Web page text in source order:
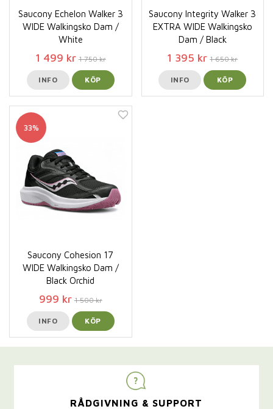
Saucony Echelon Walker 3
WIDE Walkingsko Dam /
White
1 499 kr 1 750 kr
INFO KÖP
Saucony Integrity Walker 3
EXTRA WIDE Walkingsko
Dam / Black
1 395 kr 1 650 kr
INFO KÖP
33%
Saucony Cohesion 17
WIDE Walkingsko Dam /
Black Orchid
999 kr 1 500 kr
INFO KÖP
RÅDGIVNING & SUPPORT